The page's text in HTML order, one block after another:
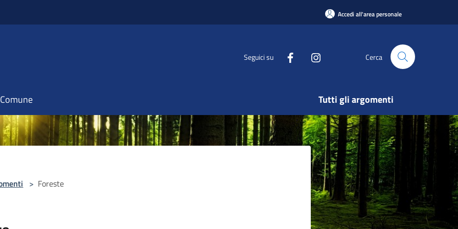
Accedi all'area personale
Seguici su Cerca
Tutti gli argomenti
> Foreste